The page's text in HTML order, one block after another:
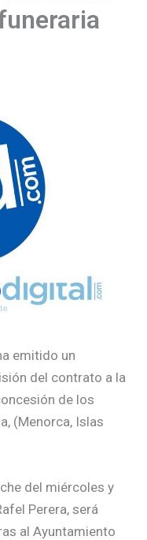
emitido un
del contrato a la
de los
(Menorca, Islas
del miércoles y
Perera, será
al Ayuntamiento